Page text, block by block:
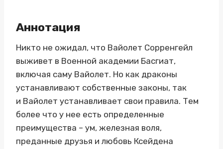
Аннотация
Никто не ожидал, что Вайолет Сорренгейл
выживет в Военной академии Басгиат,
включая саму Вайолет. Но как драконы
устанавливают собственные законы, так
и Вайолет устанавливает свои правила. Тем
более что у нее есть определенные
преимущества – ум, железная воля,
преданные друзья и любовь Ксейдена